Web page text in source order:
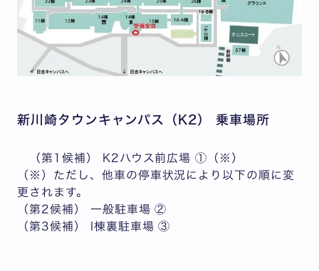
新川崎タウンキャンパス（K2） 乗車場所
（第1候補） K2ハウス前広場 ①（※）
（※）ただし、他車の停車状況により以下の順に変
更されます。
（第2候補） 一般駐車場 ②
（第3候補） I棟裏駐車場 ③